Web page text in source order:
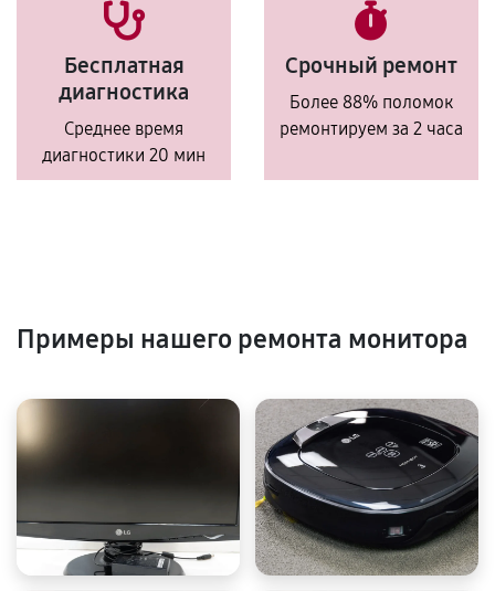
Бесплатная
диагностика
Среднее время
диагностики 20 мин
Срочный ремонт
Более 88% поломок
ремонтируем за 2 часа
Примеры нашего ремонта монитора